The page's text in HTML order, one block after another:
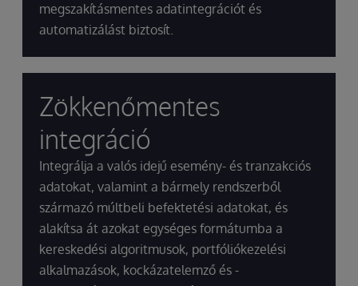
megszakításmentes adatintegrációt és
automatizálást biztosít.
Zökkenőmentes
integráció
Integrálja a valós idejű esemény- és tranzakciós
adatokat, valamint a bármely rendszerből
származó múltbeli befektetési adatokat, és
alakítsa át azokat egységes formátumba a
kereskedési algoritmusok, portfóliókezelési
alkalmazások, kockázatelemző és -